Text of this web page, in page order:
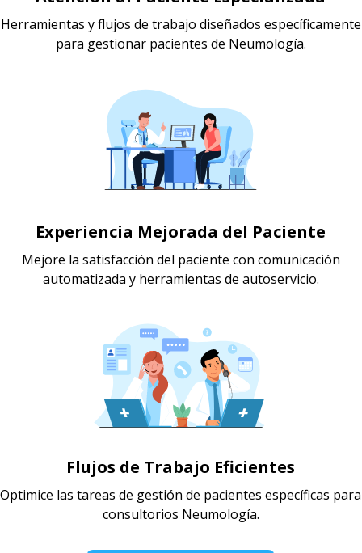
Herramientas y flujos de trabajo diseñados específicamente
para gestionar pacientes de Neumología.
Experiencia Mejorada del Paciente
Mejore la satisfacción del paciente con comunicación
automatizada y herramientas de autoservicio.
Flujos de Trabajo Eficientes
Optimice las tareas de gestión de pacientes específicas para
consultorios Neumología.